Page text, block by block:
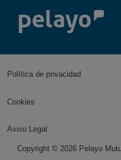
Política de privacidad
Cookies
Aviso Legal
Copyright © 2026Pelayo